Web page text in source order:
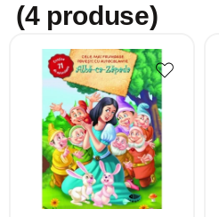
(4 produse)